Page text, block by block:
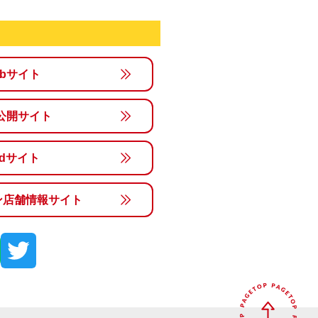
サイト
開サイト
サイト
舗情報サイト